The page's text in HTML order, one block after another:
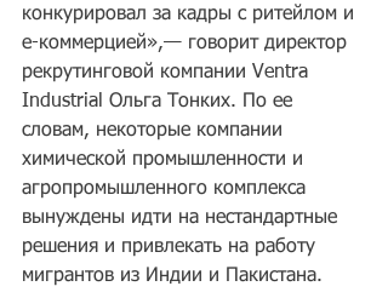
конкурировал за кадры с ритейлом и
е-коммерцией»,— говорит директор
рекрутинговой компании Ventra
Industrial Ольга Тонких. По ее
словам, некоторые компании
химической промышленности и
агропромышленного комплекса
вынуждены идти на нестандартные
решения и привлекать на работу
мигрантов из Индии и Пакистана.